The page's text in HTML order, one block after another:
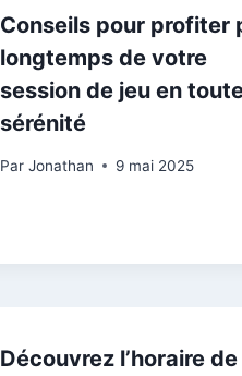
Conseils pour profiter
longtemps de votre
session de jeu en
sérénité
Par Jonathan 9 mai 2025
Découvrez l’horaire de